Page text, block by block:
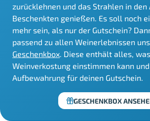
zurücklehnen und das Strahlen in den
Beschenkten genießen. Es soll noch
mehr sein, als nur der Gutschein?
passend zu allen Weinerlebnissen
Geschenkbox. Diese enthält alles,
Weinverkostung einstimmen kann
Aufbewahrung für deinen Gutschein.
GESCHENKBOX